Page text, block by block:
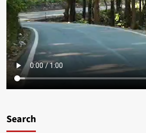
Search